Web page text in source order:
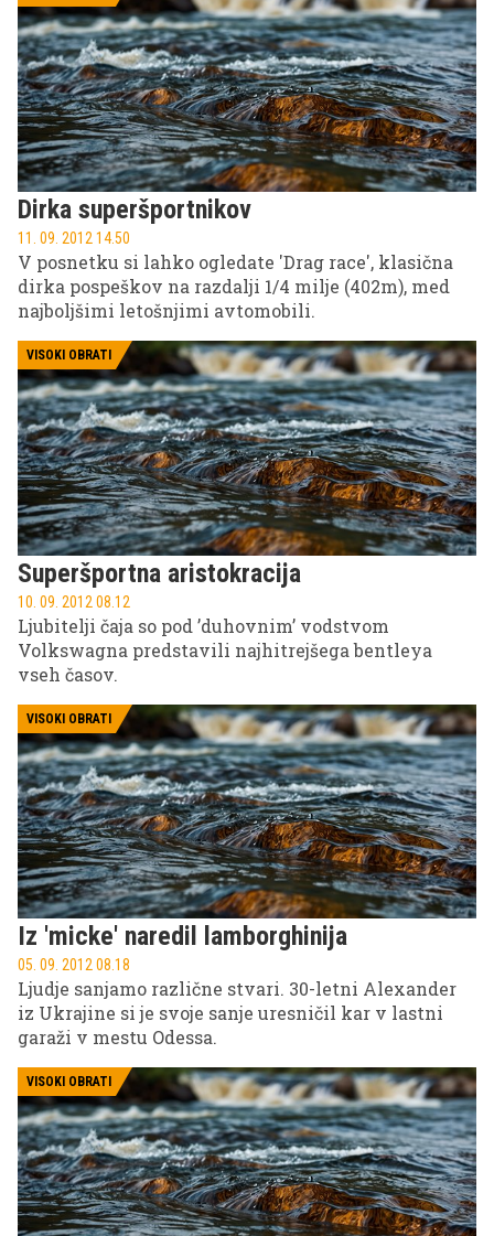
Dirka superšportnikov
11. 09. 2012 14.50
V posnetku si lahko ogledate 'Drag race', klasična
dirka pospeškov na razdalji 1/4 milje (402m), med
najboljšimi letošnjimi avtomobili.
VISOKI OBRATI
Superšportna aristokracija
10. 09. 2012 08.12
Ljubitelji čaja so pod ’duhovnim’ vodstvom
Volkswagna predstavili najhitrejšega bentleya
vseh časov.
VISOKI OBRATI
Iz 'micke' naredil lamborghinija
05. 09. 2012 08.18
Ljudje sanjamo različne stvari. 30-letni Alexander
iz Ukrajine si je svoje sanje uresničil kar v lastni
garaži v mestu Odessa.
VISOKI OBRATI